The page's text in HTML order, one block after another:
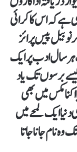
ہے کہ اس کا کرائی
پیس پرائز
ہر سال ادب پر ایک
برسوں تک یاد
میں بھی
ایک لمحے میں
نام جانا جاتا